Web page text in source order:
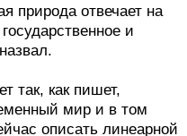
природа отвечает на
и
так, как пишет,
мир и в том
описать линеарной